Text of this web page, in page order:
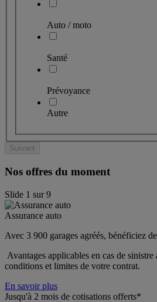
Auto / moto
Santé
Prévoyance
Autre
Suivant
Nos offres du moment
Slide 1 sur9
Assurance auto
Avec 3 900 garages agréés, bénéficiez
Avantages applicables en cas de
conditions et limites de votre contrat.
En savoir plus
Jusqu'à 2 mois de cotisations offerts*